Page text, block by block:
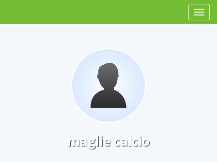
maglie calcio